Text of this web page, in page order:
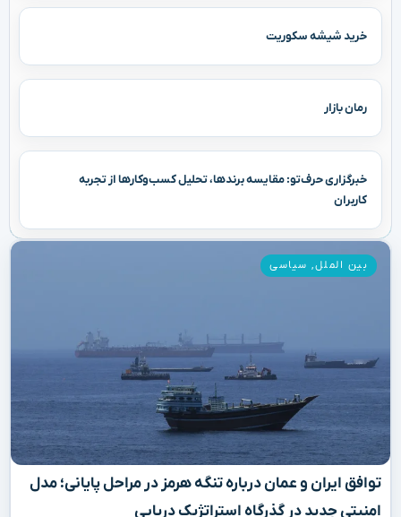
خرید شیشه سکوریت
رمان بازار
خبرگزاری حرف‌تو: مقایسه برندها، تحلیل کسب‌وکارها از تجربه
کاربران
توافق ایران و عمان درباره تنگه هرمز در مراحل پایانی؛ مدل
امنیتی جدید در گذرگاه استراتژیک دریایی
بین الملل, سیاسی